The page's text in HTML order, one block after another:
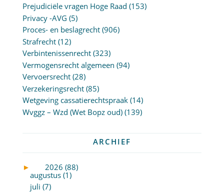
Prejudiciële vragen Hoge Raad (153)
Privacy -AVG (5)
Proces- en beslagrecht(906)
Strafrecht(12)
Verbintenissenrecht(323)
Vermogensrecht algemeen (94)
Vervoersrecht(28)
Verzekeringsrecht(85)
Wetgeving cassatierechtspraak(14)
Wvggz – Wzd (Wet Bopz oud)(139)
ARCHIEF
►
2026 (88)
augustus (1)
juli (7)